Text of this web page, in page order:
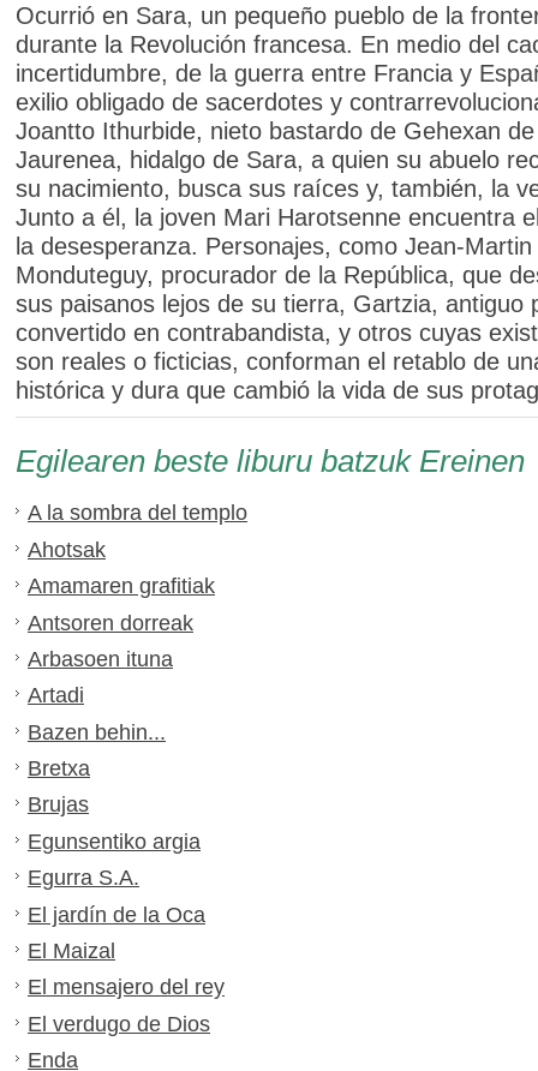
Ocurrió en Sara, un pequeño pueblo de la
durante la Revolución francesa. En medio del
incertidumbre, de la guerra entre Francia y
exilio obligado de sacerdotes y
Joantto Ithurbide, nieto bastardo de Gehexan de
Jaurenea, hidalgo de Sara, a quien su abuelo
su nacimiento, busca sus raíces y, también, la
Junto a él, la joven Mari Harotsenne encuentra
la desesperanza. Personajes, como Jean-Martin
Monduteguy, procurador de la República, que
sus paisanos lejos de su tierra, Gartzia, antiguo
convertido en contrabandista, y otros cuyas
son reales o ficticias, conforman el retablo de
histórica y dura que cambió la vida de sus
Egilearen beste liburu batzuk Ereinen
A la sombra del templo
Ahotsak
Amamaren grafitiak
Antsoren dorreak
Arbasoen ituna
Artadi
Bazen behin...
Bretxa
Brujas
Egunsentiko argia
Egurra S.A.
El jardín de la Oca
El Maizal
El mensajero del rey
El verdugo de Dios
Enda